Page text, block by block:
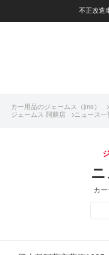
不正改造
カー用品のジェームス（jms）
ジェームス 阿蘇店
ニュース一
カ